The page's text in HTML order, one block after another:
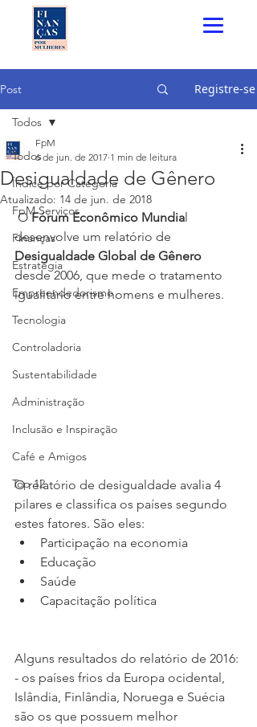
Post Registre-se
Todos
Índice por Categoria
FpM Serviços
Finanças
Estratégia
Empreendedorismo
Tecnologia
Controladoria
Sustentabilidade
Administração
Inclusão e Inspiração
Café e Amigos
Top 12
Todos
Desigualdade de Gênero
FpM
6 de jun. de 2017 1 min de leitura
Atualizado: 14 de jun. de 2018
O Fórum Econômico Mundial
desenvolve um relatório de
Desigualdade Global de Gênero
desde 2006, que mede o tratamento
igualitário entre homens e mulheres.
O relatório de desigualdade avalia 4
pilares e classifica os países segundo
estes fatores. São eles:
Participação na economia
Educação
Saúde
Capacitação política
Alguns resultados do relatório de 2016:
- os países frios da Europa ocidental,
Islândia, Finlândia, Noruega e Suécia
são os que possuem melhor